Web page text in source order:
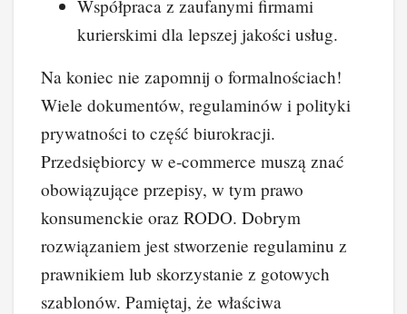
Współpraca z zaufanymi firmami
kurierskimi dla lepszej jakości usług.
Na koniec nie zapomnij o formalnościach!
Wiele dokumentów, regulaminów i polityki
prywatności to część biurokracji.
Przedsiębiorcy w e-commerce muszą znać
obowiązujące przepisy, w tym prawo
konsumenckie oraz RODO. Dobrym
rozwiązaniem jest stworzenie regulaminu z
prawnikiem lub skorzystanie z gotowych
szablonów. Pamiętaj, że właściwa